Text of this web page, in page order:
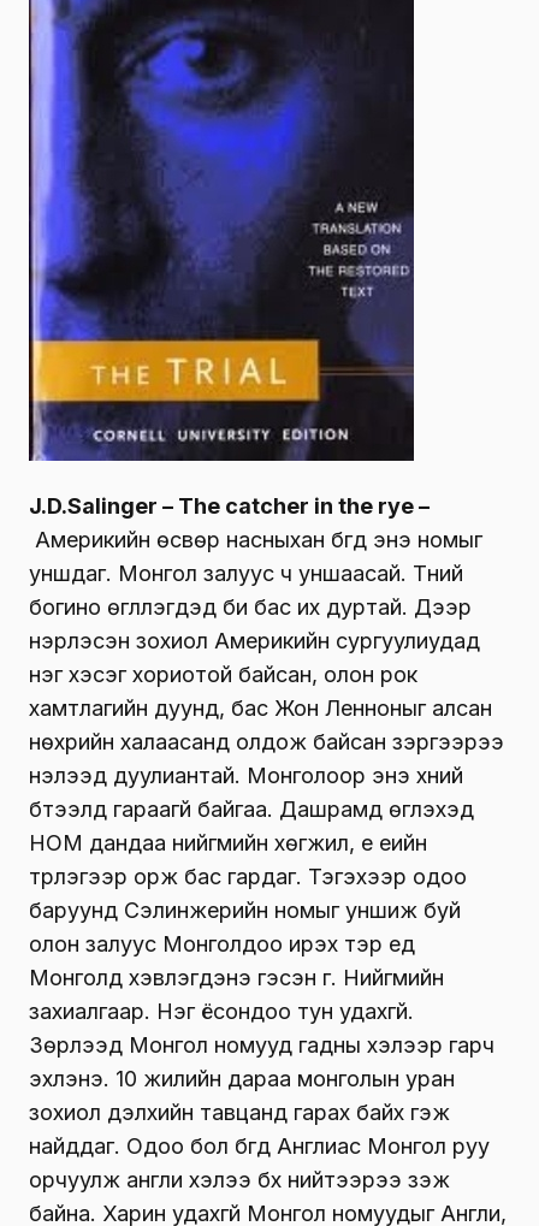
J.D.Salinger – The catcher in the rye –
Aмерикийн өсвөр насныхан бүгд энэ номыг
уншдаг. Монгол залуус ч уншаасай. Түүний
богино өгүүллэгүүдэд би бас их дуртай. Дээр
нэрлэсэн зохиол Америкийн сургуулиудад
нэг хэсэг хориотой байсан, олон рок
хамтлагийн дуунд, бас Жон Ленноныг алсан
нөхрийн халаасанд олдож байсан зэргээрээ
нэлээд дуулиантай. Монголоор энэ хүний
бүтээлүүд гараагүй байгаа. Дашрамд өгүүлэхэд
НОМ дандаа нийгмийн хөгжил, үе үеийн
түрлэгээр орж бас гардаг. Тэгэхээр одоо
баруунд Сэлинжерийн номыг уншиж буй
олон залуус Монголдоо ирэх тэр үед
Монголд хэвлэгдэнэ гэсэн үг. Нийгмийн
захиалгаар. Нэг ёсондоо тун удахгүй.
Зөрүүлээд Монгол номууд гадны хэлээр гарч
эхлэнэ. 10 жилийн дараа монголын уран
зохиол дэлхийн тавцанд гарах байх гэж
найддаг. Одоо бол бүгд Англиас Монгол руу
орчуулж англи хэлээ бүх нийтээрээ үзэж
байна. Харин удахгүй Монгол номуудыг Англи,